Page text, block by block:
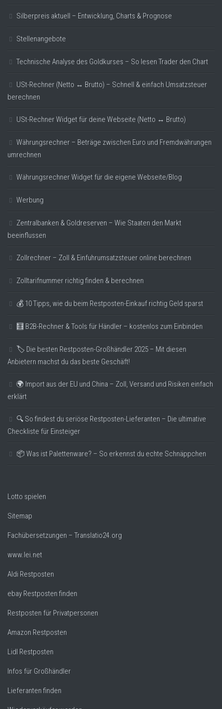
Silberpreis aktuell – Entwicklung, Charts & Prognose
Stellenangebote
Technische Analyse des Goldkurses – So lesen Trader den Chart
USt-Rechner (Netto ↔ Brutto) – Schnell & einfach Umsatzsteuer
berechnen
USt-Rechner Widget für deine Webseite (Netto ↔ Brutto)
Währungsrechner – Beträge zwischen Euro und Fremdwährungen
umrechnen
Währungsrechner Widget für die eigene Webseite/Blog
Werbung
Zentralbanken & Goldreserven – Wie Staaten den Markt
beeinflussen
Zollrechner – Zoll & Einfuhrumsatzsteuer online berechnen
Zolltarifnummer richtig finden & berechnen
💰 10 Tipps, wie du beim Restposten-Einkauf richtig Geld sparst
🧮 B2B-Rechner & Tools für Händler – kostenlos zum Einbinden
🏷️ Die besten Restposten-Großhändler 2025 – Mit diesen
Anbietern machst du das beste Geschäft!
🌍 Import aus der EU und China – Zoll, Versand und Risiken einfach
erklärt
🔍 So findest du seriöse Restposten-Lieferanten – Die ultimative
Checkliste für Einsteiger
📦 Was ist Palettenware? – So erkennst du echte Schnäppchen
Lotto spielen
Sitemap
Fachübersetzungen – Translatio24.org
www.lei.net
Aldi Restposten
ebay Restposten finden
Restposten für Privatpersonen
Amazon Restposten
Lidl Restposten
Infos für Großhändler
Lieferanten finden